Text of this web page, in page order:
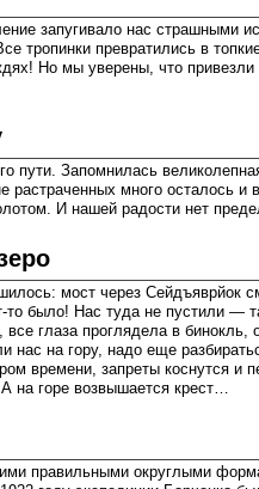
запугивало нас страшными
тропинки превратились в
Но мы уверены, что
пути. Запомнилась
много осталось
И нашей радости нет
мост через Сейдъяврйок
то было! Нас туда не пустили —
глаза проглядела в
нас на гору, надо еще
времени, запреты коснутся
на горе возвышается крест…
правильными округлыми